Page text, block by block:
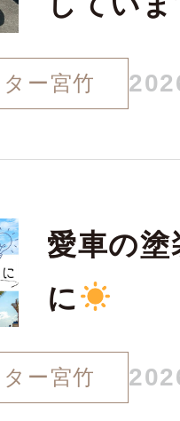
ー宮竹
愛車の
に
ー宮竹